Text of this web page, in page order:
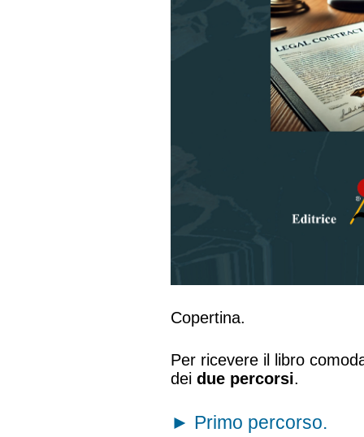
Copertina.
Per ricevere il libro
dei due percorsi.
► Primo percorso.